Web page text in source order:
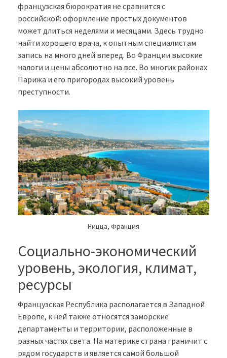
французская бюрократия не сравнится с
российской: оформление простых документов
может длиться неделями и месяцами. Здесь трудно
найти хорошего врача, к опытным специалистам
запись на много дней вперед. Во Франции высокие
налоги и цены абсолютно на все. Во многих районах
Парижа и его пригородах высокий уровень
преступности.
Ницца, Франция
Социально-экономический
уровень, экология, климат,
ресурсы
Французская Республика располагается в Западной
Европе, к ней также относятся заморские
департаменты и территории, расположенные в
разных частях света. На материке страна граничит с
рядом государств и является самой большой